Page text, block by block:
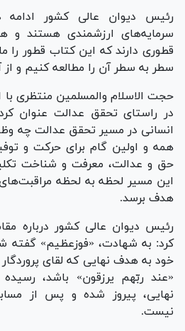
رئیس دیوان عالی کشور
سرمایه‌های ارزشمندی هستند
قطوری دارند که این کتاب قطور را
سطر به سطر آن را مطالعه کنیم و از
حجت الاسلام والمسلمین منتظری
در راستای تحقق عدالت عنوان
انسانی در مسیر تحقق عدالت چه
همه و اولین گام برای حرکت و
حق و عدالت، معرفت و شناخت
این مسیر لحظه به لحظه مراقبت‌های
هدف برسد.
رئیس دیوان عالی کشور درباره
کرد: به شهادت، «فوزعظیم» گفته
خود به هدف نهایی که لقای
«عند ربّهم یرزقون» باشد،
نهایی، پیروز شده و پس از
نیست.